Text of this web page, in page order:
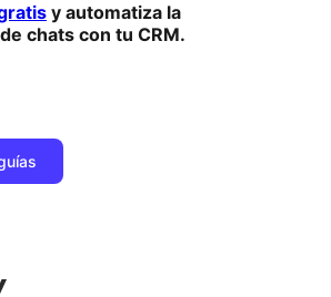
y automatiza la
chats con tu CRM.